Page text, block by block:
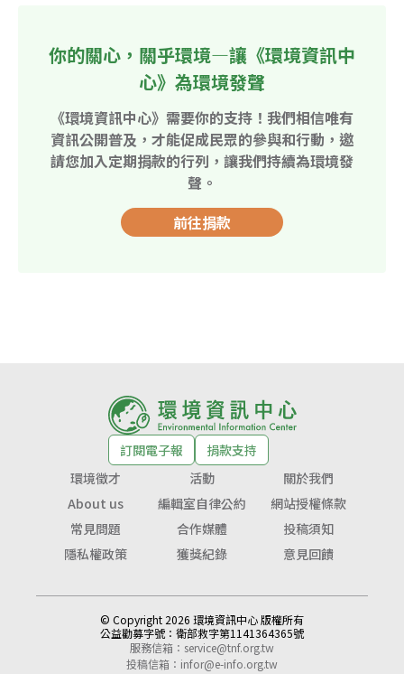
你的關心，關乎環境—讓《環境資訊中
心》為環境發聲
《環境資訊中心》需要你的支持！我們相信唯有
資訊公開普及，才能促成民眾的參與和行動，邀
請您加入定期捐款的行列，讓我們持續為環境發
聲。
前往捐款
訂閱電子報
捐款支持
環境徵才
活動
關於我們
About us
編輯室自律公約
網站授權條款
常見問題
合作媒體
投稿須知
隱私權政策
獲獎紀錄 意見回饋
© Copyright 2026 環境資訊中心 版權所有
公益勸募字號： 衛部救字第1141364365號
服務信箱： service@tnf.org.tw
投稿信箱： infor@e-info.org.tw